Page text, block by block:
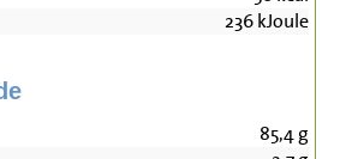
236kJoule
85,4g